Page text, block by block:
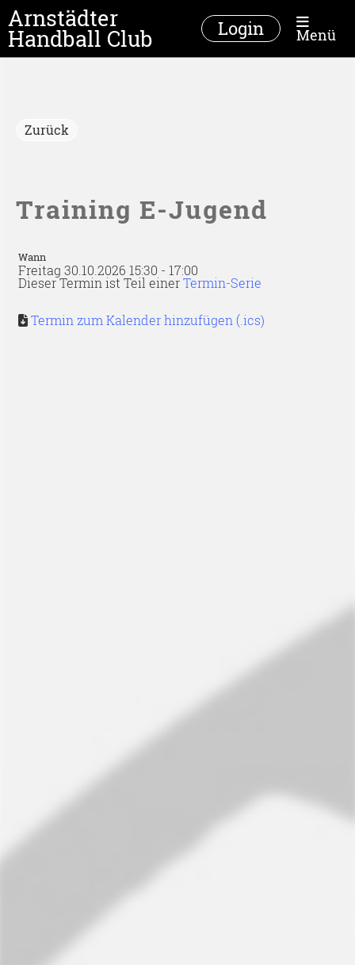
Arnstädter
Handball Club Login Menü
Zurück
Training E-Jugend
Wann
Freitag 30.10.2026 15:30 - 17:00
Dieser Termin ist Teil einerTermin-Serie
Termin zum Kalender hinzufügen (.ics)